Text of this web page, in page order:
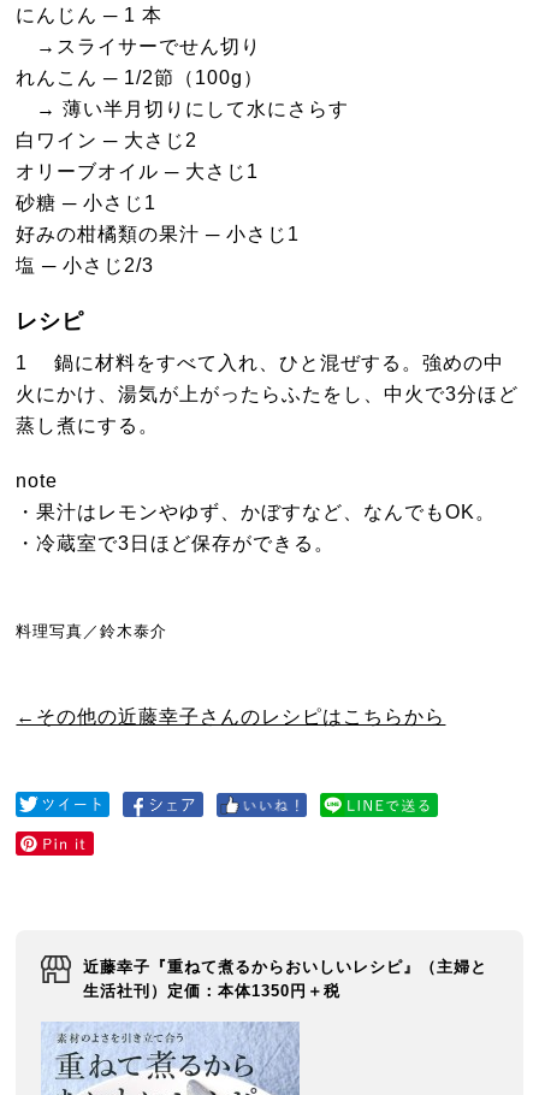
にんじん ─ 1 本
→スライサーでせん切り
れんこん ─ 1/2節（100g）
→ 薄い半月切りにして水にさらす
白ワイン ─ 大さじ2
オリーブオイル ─ 大さじ1
砂糖 ─ 小さじ1
好みの柑橘類の果汁 ─ 小さじ1
塩 ─ 小さじ2/3
レシピ
1 鍋に材料をすべて入れ、ひと混ぜする。強めの中
火にかけ、湯気が上がったらふたをし、中火で3分ほど
蒸し煮にする。
note
・果汁はレモンやゆず、かぼすなど、なんでもOK。
・冷蔵室で3日ほど保存ができる。
料理写真／鈴木泰介
←その他の近藤幸子さんのレシピはこちらから
近藤幸子『重ねて煮るからおいしいレシピ』（主婦と
生活社刊）定価：本体1350円＋税